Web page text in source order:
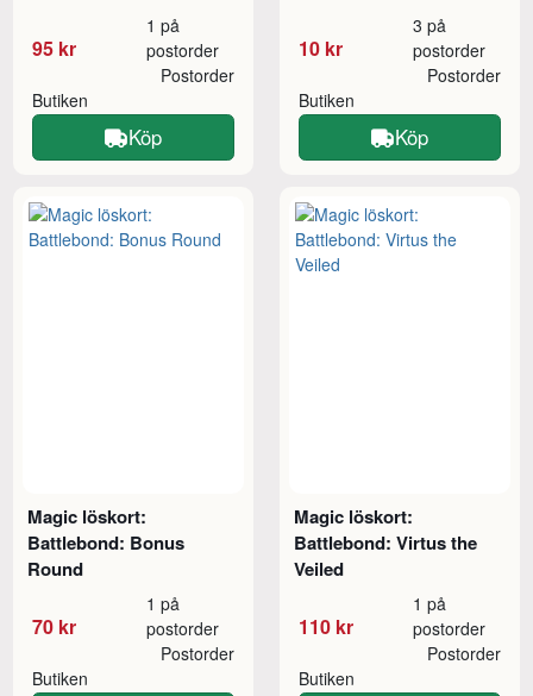
95 kr
1 på
postorder
Butiken
Postorder
Köp
10 kr
3 på
postorder
Butiken
Postorder
Köp
Magic löskort:
Battlebond: Bonus
Round
70 kr
1 på
postorder
Butiken
Postorder
Magic löskort:
Battlebond: Virtus the
Veiled
110 kr
1 på
postorder
Butiken
Postorder